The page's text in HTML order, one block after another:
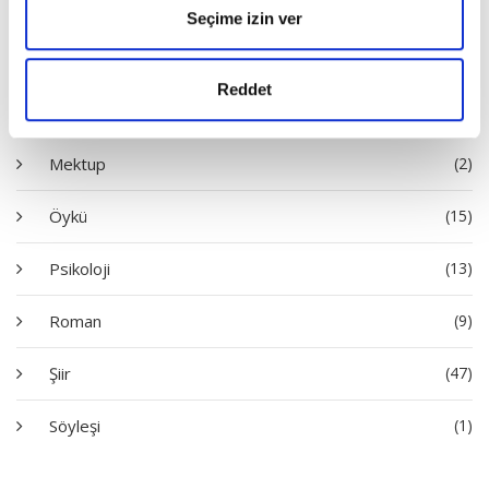
Seçime izin ver
Reddet
Hatıra (1)
Mektup (2)
Öykü (15)
Psikoloji (13)
Roman (9)
Şiir (47)
Söyleşi (1)